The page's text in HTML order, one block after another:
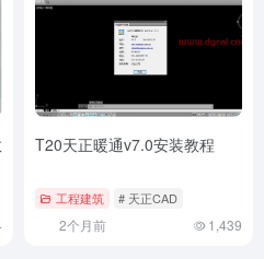
T20天正暖通v7.0安装教程
工程建筑 # 天正CAD
2个月前 1,439